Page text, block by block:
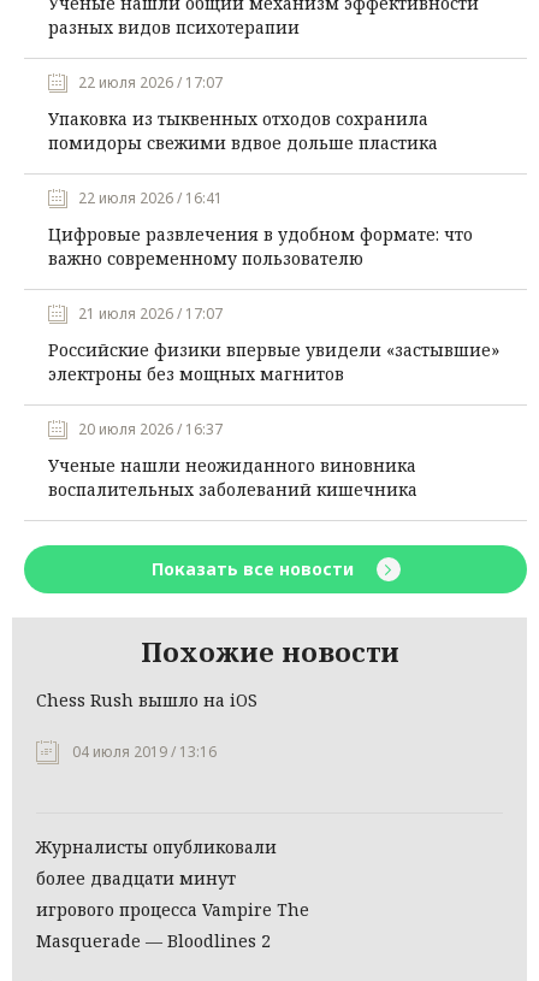
разных видов психотерапии
22 июля 2026 / 17:07
Упаковка из тыквенных отходов сохранила
помидоры свежими вдвое дольше пластика
22 июля 2026 / 16:41
Цифровые развлечения в удобном формате: что
важно современному пользователю
21 июля 2026 / 17:07
Российские физики впервые увидели «застывшие»
электроны без мощных магнитов
20 июля 2026 / 16:37
Ученые нашли неожиданного виновника
воспалительных заболеваний кишечника
Показать все новости
Похожие новости
Chess Rush вышло на iOS
04 июля 2019 / 13:16
Журналисты опубликовали
более двадцати минут
игрового процесса Vampire The
Masquerade — Bloodlines 2